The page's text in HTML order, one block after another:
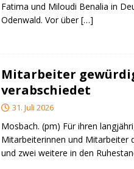
Fatima und Miloudi Benalia in
Odenwald. Vor über[…]
Mitarbeiter
verabschiedet
31. Juli 2026
Mosbach. (pm) Für ihren
Mitarbeiterinnen und Mitarbeiter
und zwei weitere in den